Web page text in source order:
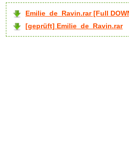
Emilie_de_Ravin.rar [Full
[geprüft] Emilie_de_Ravin.rar